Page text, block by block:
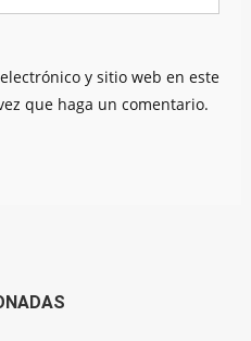
y sitio web en este
que haga un comentario.